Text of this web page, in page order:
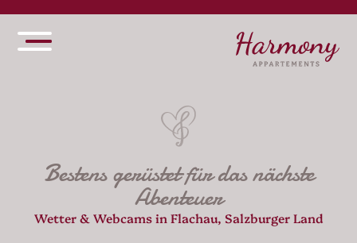
Bestens gerüstet für das nächste
Abenteuer
Wetter & Webcams in Flachau, Salzburger Land